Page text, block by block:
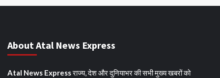
About Atal News Express
Atal News Expressराज्य, देश और दुनियाभर की सभी मुख्य खबरों को